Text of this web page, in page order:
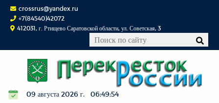
crossrus@yandex.ru
+7(84540)42072
412031, г. Ртищево Саратовской области, ул. Советская, 3
09 августа 2026 г. 06:49:55